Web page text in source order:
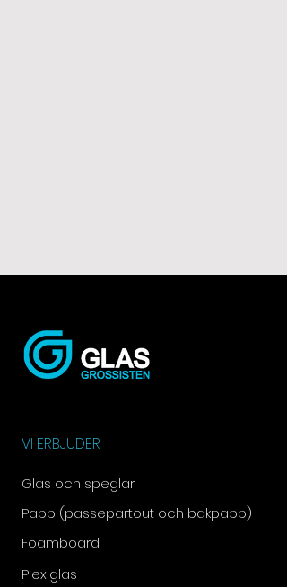
VI ERBJUDER
Glas och speglar
Papp (passepartout och bakpapp)
Foamboard
Plexiglas